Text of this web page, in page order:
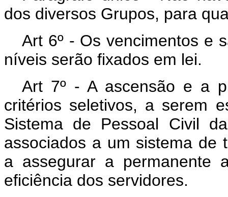
dos diversos Grupos, para
Art 6º - Os vencimentos e
níveis serão fixados em lei.
Art 7º - A ascensão e a
critérios seletivos, a serem
Sistema de Pessoal Civil
associados a um sistema de
a assegurar a permanente
eficiência dos servidores.